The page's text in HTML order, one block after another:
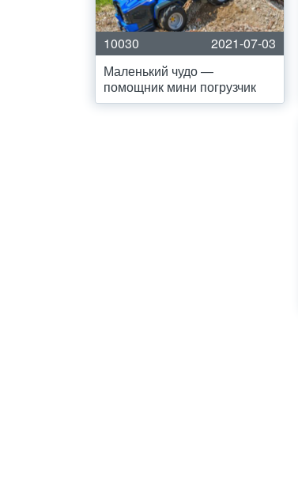
10030
2021-07-03
Маленький чудо —
помощник мини погрузчик